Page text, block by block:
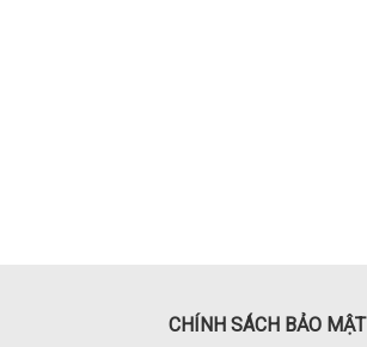
CHÍNH SÁCH BẢO MẬT